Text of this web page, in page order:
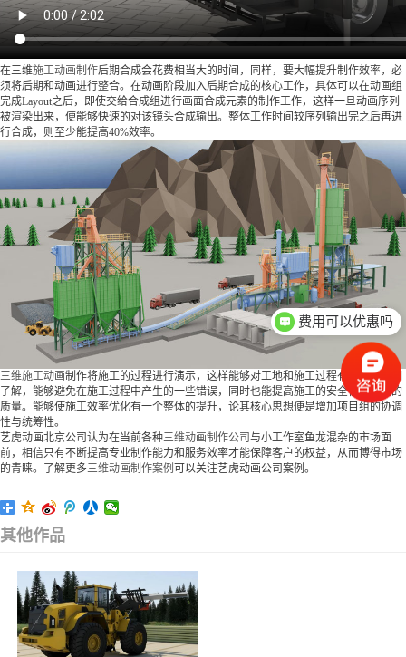
在三维施工动画制作后期合成会花费相当大的时间，同样，要大幅提升制作效率，必
须将后期和动画进行整合。在动画阶段加入后期合成的核心工作，具体可以在动画组
完成Layout之后，即使交给合成组进行画面合成元素的制作工作，这样一旦动画序列
被渲染出来，便能够快速的对该镜头合成输出。整体工作时间较序列输出完之后再进
行合成，则至少能提高40%效率。
三维施工动画制作将施工的过程进行演示，这样能够对工地和施工过程有一定的详细
了解，能够避免在施工过程中产生的一些错误，同时也能提高施工的安全性和工程的
质量。能够使施工效率优化有一个整体的提升，论其核心思想便是增加项目组的协调
性与统筹性。
艺虎动画北京公司认为在当前各种三维动画制作公司 与小工作室鱼龙混杂的市场面
前，相信只有不断提高专业制作能力和服务效率才能保障客户的权益，从而博得市场
的青睐。了解更多三维动画制作案例 可以关注艺虎动画公司案例。
其他作品
费用可以优惠吗
可以具体面谈吗